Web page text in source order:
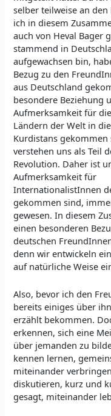
selber teilweise an
ich in diesem
auch von Heval Bager
stammend in
aufgewachsen bin,
Bezug zu den
aus Deutschland
besondere Beziehung
Aufmerksamkeit für
Ländern der Welt in
Kurdistans gekommen
verstehen uns als Teil
Revolution. Daher ist
Aufmerksamkeit für
InternationalistInnen
gekommen sind,
gewesen. In diesem
einen besonderen
deutschen
denn wir entwickeln
auf natürliche Weise
Also, bevor ich den
bereits einiges über ihn
erzählt bekommen.
erkennen, sich eine
über jemanden zu
kennen lernen,
miteinander
diskutieren, kurz und
gesagt, miteinander